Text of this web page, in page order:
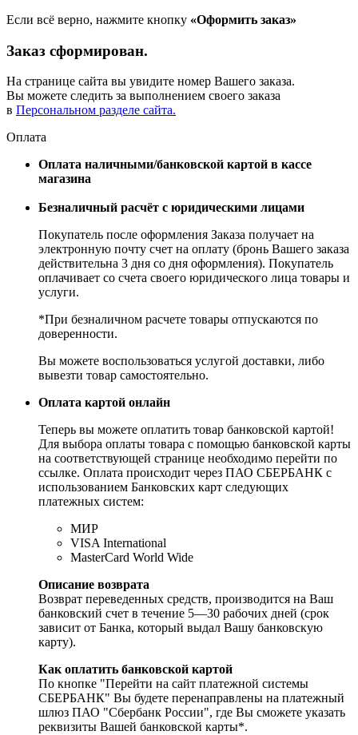
Если всё верно, нажмите кнопку «Оформить заказ»
Заказ сформирован.
На странице сайта вы увидите номер Вашего заказа.
Вы можете следить за выполнением своего заказа
в Персональном разделе сайта.
Оплата
Оплата наличными/банковской картой в кассе
магазина
Безналичный расчёт с юридическими лицами
Покупатель после оформления Заказа получает на
электронную почту счет на оплату (бронь Вашего заказа
действительна 3 дня со дня оформления). Покупатель
оплачивает со счета своего юридического лица товары и
услуги.
*При безналичном расчете товары отпускаются по
доверенности.
Вы можете воспользоваться услугой доставки, либо
вывезти товар самостоятельно.
Оплата картой онлайн
Теперь вы можете оплатить товар банковской картой!
Для выбора оплаты товара с помощью банковской карты
на соответствующей странице необходимо перейти по
ссылке. Оплата происходит через ПАО СБЕРБАНК с
использованием Банковских карт следующих
платежных систем:
МИР
VISA International
MasterCard World Wide
Описание возврата
Возврат переведенных средств, производится на Ваш
банковский счет в течение 5—30 рабочих дней (срок
зависит от Банка, который выдал Вашу банковскую
карту).
Как оплатить банковской картой
По кнопке "Перейти на сайт платежной системы
СБЕРБАНК" Вы будете перенаправлены на платежный
шлюз ПАО "Сбербанк России", где Вы сможете указать
реквизиты Вашей банковской карты*.